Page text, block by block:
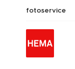
fotoservice